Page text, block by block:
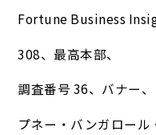
Fortune Business
308、最高本部、
調査番号 36、バナー、
プネー・バンガロール